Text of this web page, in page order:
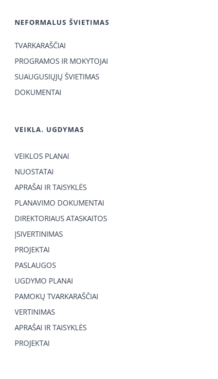
NEFORMALUS ŠVIETIMAS
TVARKARAŠČIAI
PROGRAMOS IR MOKYTOJAI
SUAUGUSIŲJŲ ŠVIETIMAS
DOKUMENTAI
VEIKLA. UGDYMAS
VEIKLOS PLANAI
NUOSTATAI
APRAŠAI IR TAISYKLĖS
PLANAVIMO DOKUMENTAI
DIREKTORIAUS ATASKAITOS
ĮSIVERTINIMAS
PROJEKTAI
PASLAUGOS
UGDYMO PLANAI
PAMOKŲ TVARKARAŠČIAI
VERTINIMAS
APRAŠAI IR TAISYKLĖS
PROJEKTAI